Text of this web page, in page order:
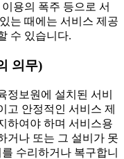
용의 폭주 등으로 서
는 때에는 서비스 제공
수 있습니다.
의무)
보원에 설치된 서비
고 안정적인 서비스 제
하여야 하며 서비스용
거나 또는 그 설비가 못
수리하거나 복구합니